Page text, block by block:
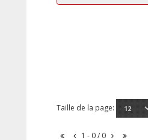
Taille de la page:
1 - 0 / 0